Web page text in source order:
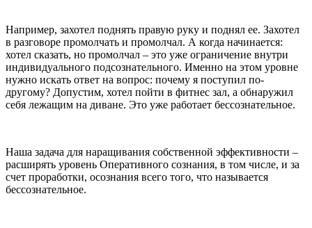
Например, захотел поднять правую руку и поднял ее. Захотел
в разговоре промолчать и промолчал. А когда начинается:
хотел сказать, но промолчал – это уже ограничение внутри
индивидуального подсознательного. Именно на этом уровне
нужно искать ответ на вопрос: почему я поступил по-
другому? Допустим, хотел пойти в фитнес зал, а обнаружил
себя лежащим на диване. Это уже работает бессознательное.
Наша задача для наращивания собственной эффективности –
расширять уровень Оперативного сознания, в том числе, и за
счет проработки, осознания всего того, что называется
бессознательное.